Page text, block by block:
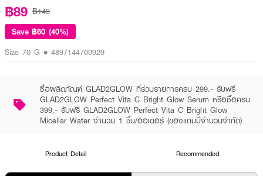
฿89 ฿149
Save ฿60 (40%)
Size 70 G • 4897144700929
ซื้อผลิตภัณฑ์ GLAD2GLOW ที่ร่วมรายการครบ 299.- รับฟรี
GLAD2GLOW Perfect Vita C Bright Glow Serum หรือซื้อครบ
399.- รับฟรี GLAD2GLOW Perfect Vita C Bright Glow
Micellar Water จำนวน 1 ชิ้น/ออเดอร์ (ของแถมมีจำนวนจำกัด)
Product Detail Recommended